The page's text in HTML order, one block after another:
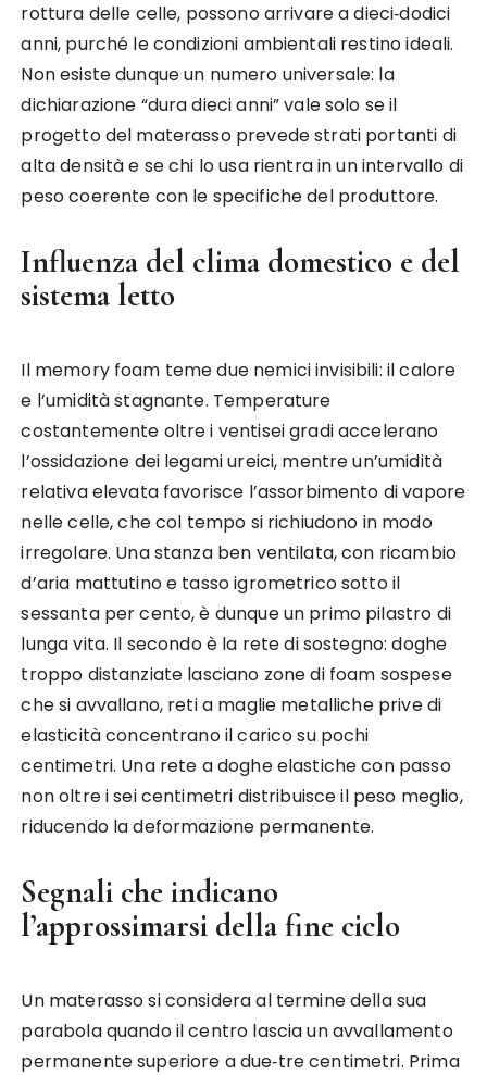
rottura delle celle, possono arrivare a dieci‑dodici
anni, purché le condizioni ambientali restino ideali.
Non esiste dunque un numero universale: la
dichiarazione “dura dieci anni” vale solo se il
progetto del materasso prevede strati portanti di
alta densità e se chi lo usa rientra in un intervallo di
peso coerente con le specifiche del produttore.
Influenza del clima domestico e del
sistema letto
Il memory foam teme due nemici invisibili: il calore
e l’umidità stagnante. Temperature
costantemente oltre i ventisei gradi accelerano
l’ossidazione dei legami ureici, mentre un’umidità
relativa elevata favorisce l’assorbimento di vapore
nelle celle, che col tempo si richiudono in modo
irregolare. Una stanza ben ventilata, con ricambio
d’aria mattutino e tasso igrometrico sotto il
sessanta per cento, è dunque un primo pilastro di
lunga vita. Il secondo è la rete di sostegno: doghe
troppo distanziate lasciano zone di foam sospese
che si avvallano, reti a maglie metalliche prive di
elasticità concentrano il carico su pochi
centimetri. Una rete a doghe elastiche con passo
non oltre i sei centimetri distribuisce il peso meglio,
riducendo la deformazione permanente.
Segnali che indicano
l’approssimarsi della fine ciclo
Un materasso si considera al termine della sua
parabola quando il centro lascia un avvallamento
permanente superiore a due‑tre centimetri. Prima